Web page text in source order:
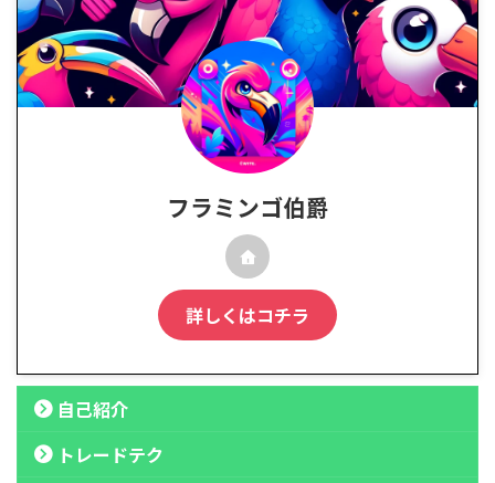
フラミンゴ伯爵
詳しくはコチラ
自己紹介
トレードテク